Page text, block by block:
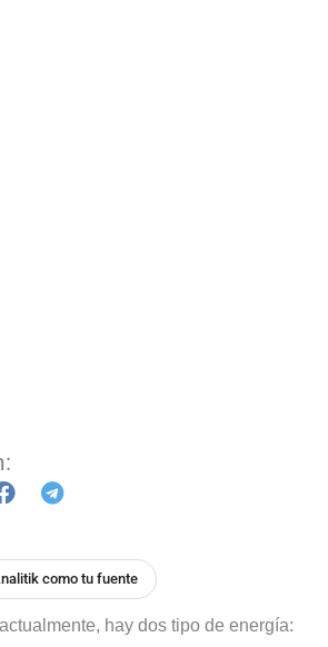
como tu fuente
hay dos tipo de energía: